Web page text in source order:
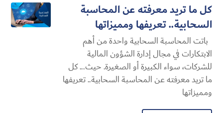
كل ما تريد معرفته عن المحاسبة
السحابية​.. تعريفها ومميزاتها
باتت المحاسبة السحابية​ واحدة من أهم
الابتكارات في مجال إدارة الشؤون المالية
للشركات، سواء الكبيرة أو الصغيرة. حيث... كل
ما تريد معرفته عن المحاسبة السحابية​.. تعريفها
ومميزاتها